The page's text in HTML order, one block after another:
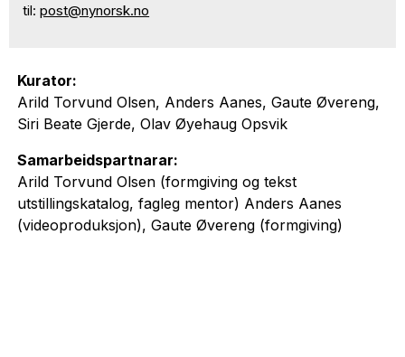
til:post@nynorsk.no
Kurator:
Arild Torvund Olsen, Anders Aanes, Gaute Øvereng,
Siri Beate Gjerde, Olav Øyehaug Opsvik
Samarbeidspartnarar:
Arild Torvund Olsen (formgiving og tekst
utstillingskatalog, fagleg mentor) Anders Aanes
(videoproduksjon), Gaute Øvereng (formgiving)